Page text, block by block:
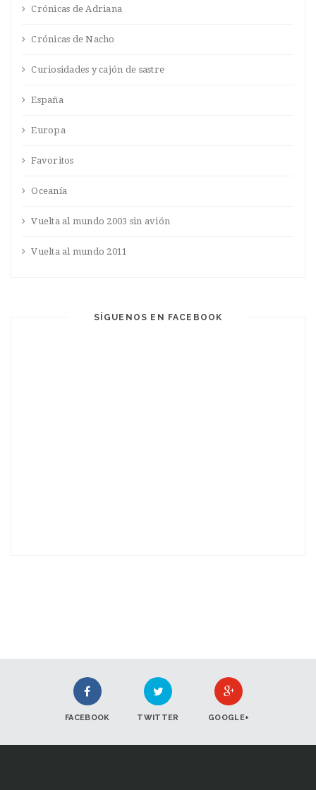
Crónicas de Adriana
Crónicas de Nacho
Curiosidades y cajón de sastre
España
Europa
Favoritos
Oceanía
Vuelta al mundo 2003 sin avión
Vuelta al mundo 2011
SÍGUENOS EN FACEBOOK
FACEBOOK TWITTER GOOGLE+